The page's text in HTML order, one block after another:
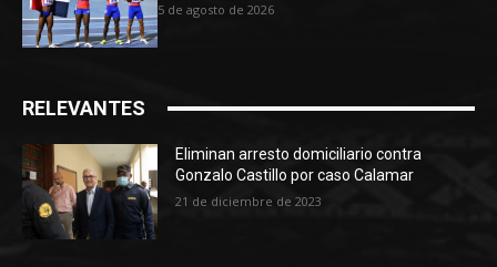
5 de agosto de 2026
RELEVANTES
Eliminan arresto domiciliario contra
Gonzalo Castillo por caso Calamar
21 de diciembre de 2023